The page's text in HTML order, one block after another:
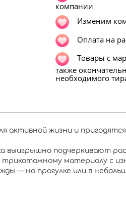
компании
Изменим
Оплата на
Товары с
также
необходимого
активной жизни и
подчеркивают
материалу с
— на прогулке или в